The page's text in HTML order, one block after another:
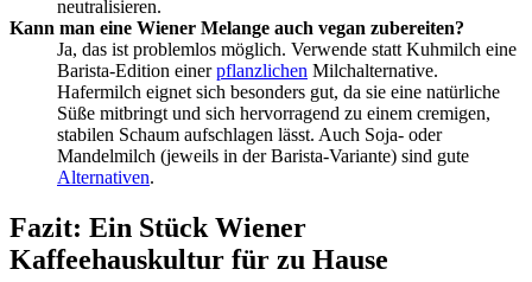
neutralisieren.
Kann man eine Wiener Melange auch vegan zubereiten?
Ja, das ist problemlos möglich. Verwende statt Kuhmilch eine
Barista-Edition einerpflanzlichen Milchalternative.
Hafermilch eignet sich besonders gut, da sie eine natürliche
Süße mitbringt und sich hervorragend zu einem cremigen,
stabilen Schaum aufschlagen lässt. Auch Soja- oder
Mandelmilch (jeweils in der Barista-Variante) sind gute
Alternativen.
Fazit: Ein Stück Wiener
Kaffeehauskultur für zu Hause